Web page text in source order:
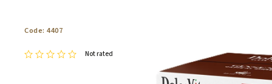
Code: 4407
Not rated